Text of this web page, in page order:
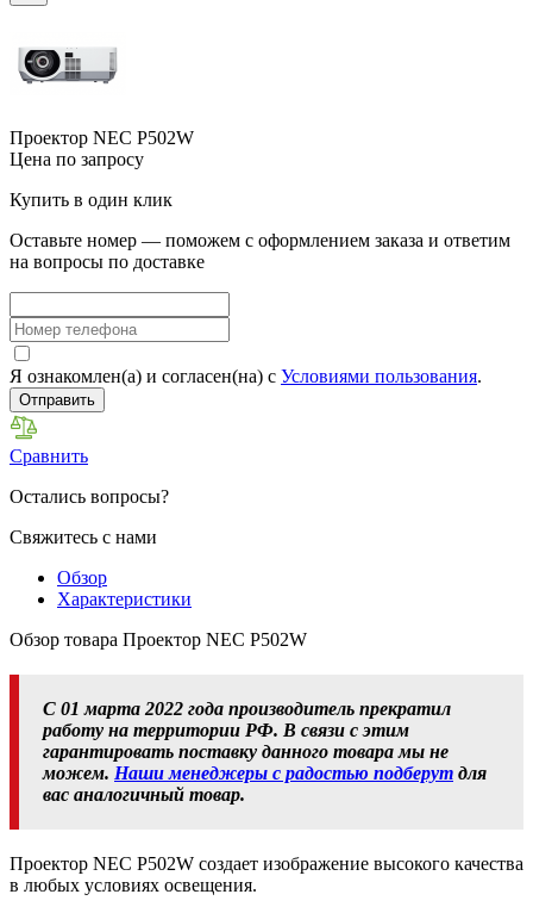
Проектор NEC P502W
Цена по запросу
Купить в один клик
Оставьте номер — поможем с оформлением заказа и ответим
на вопросы по доставке
Я ознакомлен(а) и согласен(на) с Условиями пользования.
Отправить
Сравнить
Остались вопросы?
Свяжитесь с нами
Обзор
Характеристики
Обзор товара Проектор NEC P502W
С 01 марта 2022 года производитель прекратил
работу на территории РФ. В связи с этим
гарантировать поставку данного товара мы не
можем. Наши менеджеры с радостью подберут для
вас аналогичный товар.
Проектор NEC P502W создает изображение высокого качества
в любых условиях освещения.